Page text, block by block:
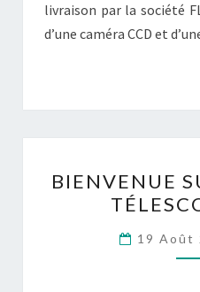
livraison par la société
d’une caméra CCD et
BIENVENUE
19 Août